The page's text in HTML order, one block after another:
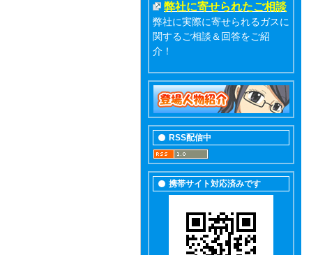
弊社に寄せられたご相談
弊社に実際に寄せられるガスに
関するご相談＆回答をご紹
介！
RSS配信中
携帯サイト対応済みです